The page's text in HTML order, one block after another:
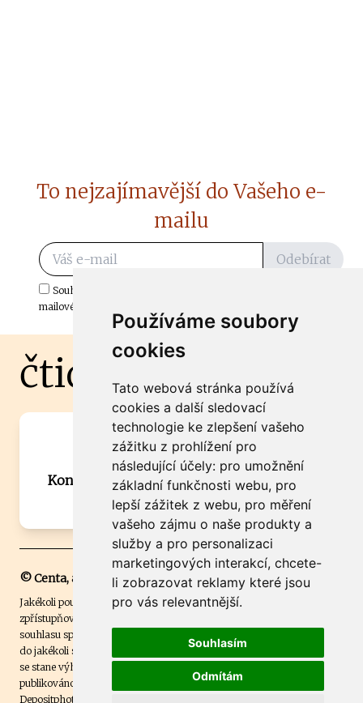
Používáme soubory
cookies
Tato webová stránka používá
cookies a další sledovací
technologie ke zlepšení vašeho
zážitku z prohlížení pro
následující účely: pro umožnění
základní funkčnosti webu, pro
lepší zážitek z webu, pro měření
vašeho zájmu o naše produkty a
služby a pro personalizaci
marketingových interakcí, chcete-
li zobrazovat reklamy které jsou
pro vás relevantnější.
Souhlasím
Odmítám
To nejzajímavější do Vašeho e-
mailu
Odebírat
Souhlasím s odběrem důležitých zpráv ze ČtiDoma.cz do mé e-
mailové schránky.
čtidoma.cz
Máte zajímavou informaci? Chcete
spolupracovat?
Kontaktujte šéfredaktora Martina Chalupu:
chalupa@ctidoma.cz
© Centa, a.s.
Jakékoli použití obsahu včetně převzetí, šíření či dalšího užití a
zpřístupňování textových či obrazových materiálů bez písemného
souhlasu společnosti Centa,a.s. je zakázáno. Čtenář svým přihlášením
do jakékoli soutěže na našem webu dává souhlas s tím, že v případě, že
se stane výhercem této soutěže, může být jeho jméno na webu
publikováno. Centa, a.s. využívala licenci ČTK a využívá fotografie z
Depositphotos